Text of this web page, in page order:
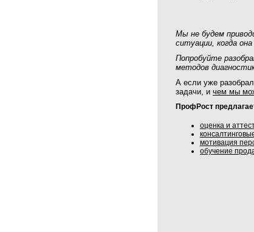
Мы не будем
ситуации, когда
Попробуйте
методов
А если уже
задачи, и чем мы
ПрофРост
оценка и
мотивация
обучение